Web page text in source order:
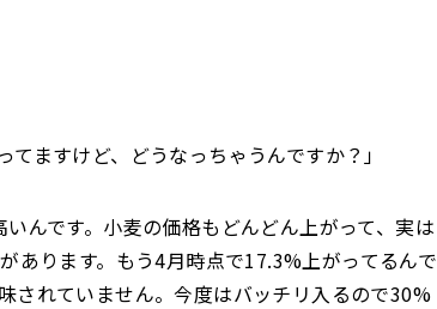
てますけど、どうなっちゃうんですか？」
いんです。小麦の価格もどんどん上がって、実は
あります。もう4月時点で17.3%上がってるんで
されていません。今度はバッチリ入るので30%